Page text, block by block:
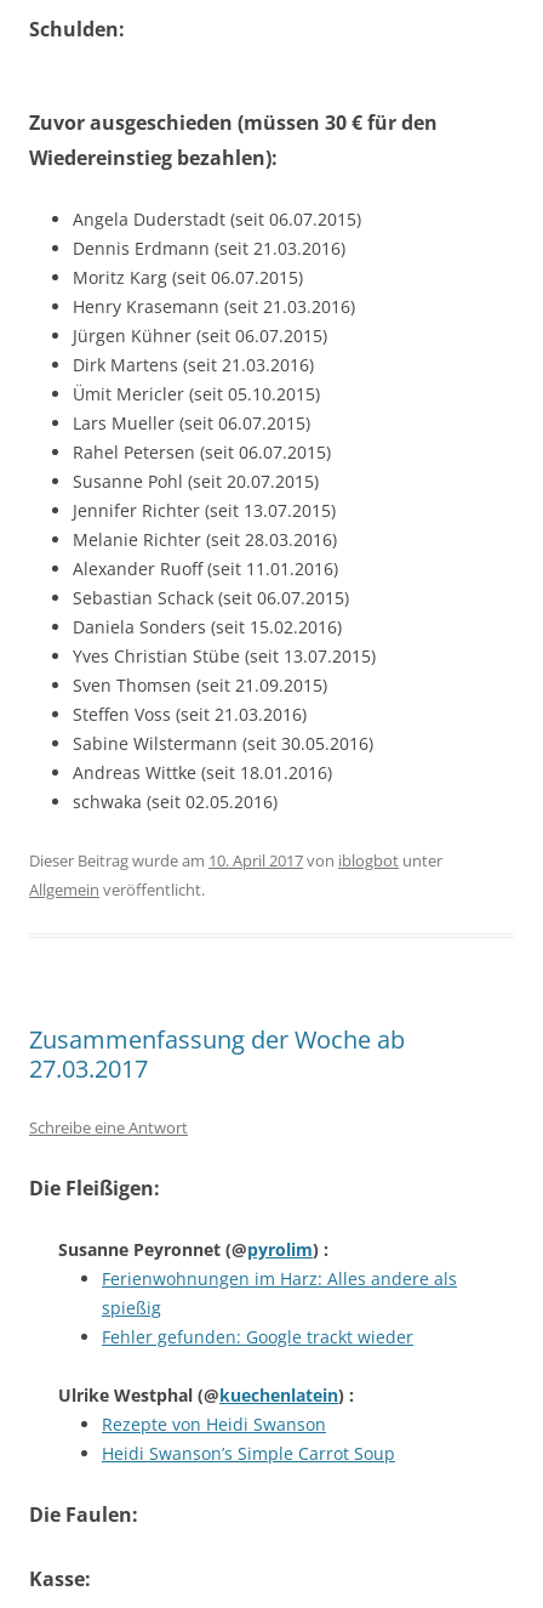
Schulden:
Zuvor ausgeschieden (müssen 30 € für den
Wiedereinstieg bezahlen):
Angela Duderstadt (seit 06.07.2015)
Dennis Erdmann (seit 21.03.2016)
Moritz Karg (seit 06.07.2015)
Henry Krasemann (seit 21.03.2016)
Jürgen Kühner (seit 06.07.2015)
Dirk Martens (seit 21.03.2016)
Ümit Mericler (seit 05.10.2015)
Lars Mueller (seit 06.07.2015)
Rahel Petersen (seit 06.07.2015)
Susanne Pohl (seit 20.07.2015)
Jennifer Richter (seit 13.07.2015)
Melanie Richter (seit 28.03.2016)
Alexander Ruoff (seit 11.01.2016)
Sebastian Schack (seit 06.07.2015)
Daniela Sonders (seit 15.02.2016)
Yves Christian Stübe (seit 13.07.2015)
Sven Thomsen (seit 21.09.2015)
Steffen Voss (seit 21.03.2016)
Sabine Wilstermann (seit 30.05.2016)
Andreas Wittke (seit 18.01.2016)
schwaka (seit 02.05.2016)
Dieser Beitrag wurde am 10. April 2017von iblogbot unter
Allgemein veröffentlicht.
Zusammenfassung der Woche ab
27.03.2017
Schreibe eine Antwort
Die Fleißigen:
Susanne Peyronnet (@pyrolim) :
Ferienwohnungen im Harz: Alles andere als
spießig
Fehler gefunden: Google trackt wieder
Ulrike Westphal (@kuechenlatein) :
Rezepte von Heidi Swanson
Heidi Swanson’s Simple Carrot Soup
Die Faulen:
Kasse: